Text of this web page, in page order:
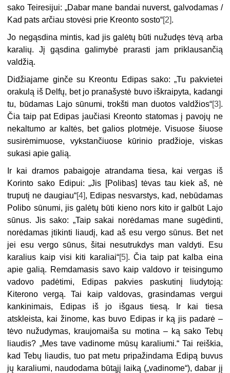
sako Teiresijui: „Dabar mane bandai nuverst, galvodamas /
Kad pats arčiau stovėsi prie Kreonto sosto“[2].
Jo negąsdina mintis, kad jis galėtų būti nužudęs tėvą arba
karalių. Jį gąsdina galimybė prarasti jam priklausančią
valdžią.
Didžiajame ginče su Kreontu Edipas sako: „Tu pakvietei
orakulą iš Delfų, bet jo pranašystė buvo iškraipyta, kadangi
tu, būdamas Lajo sūnumi, trokšti man duotos valdžios“[3].
Čia taip pat Edipas jaučiasi Kreonto statomas į pavojų ne
nekaltumo ar kaltės, bet galios plotmėje. Visuose šiuose
susirėmimuose, vykstančiuose kūrinio pradžioje, viskas
sukasi apie galią.
Ir kai dramos pabaigoje atrandama tiesa, kai vergas iš
Korinto sako Edipui: „Jis [Polibas] tėvas tau kiek aš, nė
truputį ne daugiau“[4], Edipas nesvarstys, kad, nebūdamas
Polibo sūnumi, jis galėtų būti kieno nors kito ir galbūt Lajo
sūnus. Jis sako: „Taip sakai norėdamas mane sugėdinti,
norėdamas įtikinti liaudį, kad aš esu vergo sūnus. Bet net
jei esu vergo sūnus, šitai nesutrukdys man valdyti. Esu
karalius kaip visi kiti karaliai“[5]. Čia taip pat kalba eina
apie galią. Remdamasis savo kaip valdovo ir teisingumo
vadovo padėtimi, Edipas pakvies paskutinį liudytoją:
Kiterono vergą. Tai kaip valdovas, grasindamas vergui
kankinimais, Edipas iš jo išgaus tiesą. Ir kai tiesa
atskleista, kai žinome, kas buvo Edipas ir ką jis padarė –
tėvo nužudymas, kraujomaiša su motina – ką sako Tebų
liaudis? „Mes tave vadinome mūsų karaliumi.“ Tai reiškia,
kad Tebų liaudis, tuo pat metu pripažindama Edipą buvus
jų karaliumi, naudodama būtąjį laiką („vadinome“), dabar jį